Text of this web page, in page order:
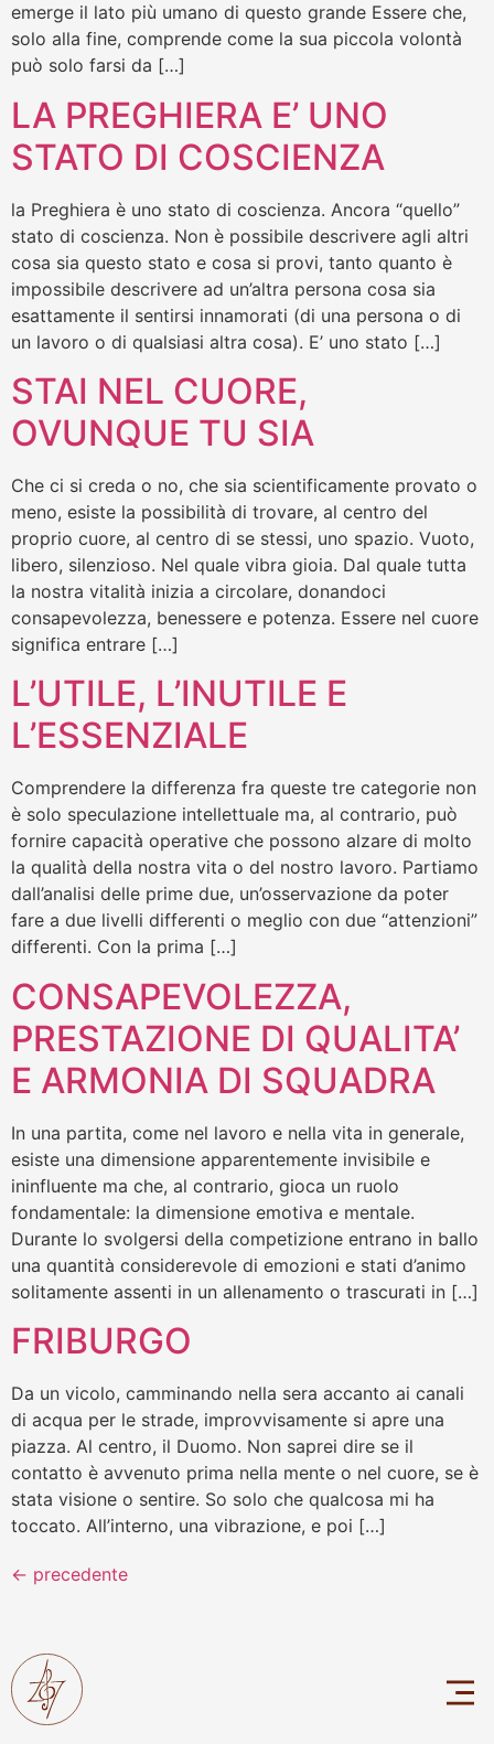
emerge il lato più umano di questo grande Essere che,
solo alla fine, comprende come la sua piccola volontà
può solo farsi da […]
LA PREGHIERA E’ UNO
STATO DI COSCIENZA
la Preghiera è uno stato di coscienza. Ancora “quello”
stato di coscienza. Non è possibile descrivere agli altri
cosa sia questo stato e cosa si provi, tanto quanto è
impossibile descrivere ad un’altra persona cosa sia
esattamente il sentirsi innamorati (di una persona o di
un lavoro o di qualsiasi altra cosa). E’ uno stato […]
STAI NEL CUORE,
OVUNQUE TU SIA
Che ci si creda o no, che sia scientificamente provato o
meno, esiste la possibilità di trovare, al centro del
proprio cuore, al centro di se stessi, uno spazio. Vuoto,
libero, silenzioso. Nel quale vibra gioia. Dal quale tutta
la nostra vitalità inizia a circolare, donandoci
consapevolezza, benessere e potenza. Essere nel cuore
significa entrare […]
L’UTILE, L’INUTILE E
L’ESSENZIALE
Comprendere la differenza fra queste tre categorie non
è solo speculazione intellettuale ma, al contrario, può
fornire capacità operative che possono alzare di molto
la qualità della nostra vita o del nostro lavoro. Partiamo
dall’analisi delle prime due, un’osservazione da poter
fare a due livelli differenti o meglio con due “attenzioni”
differenti. Con la prima […]
CONSAPEVOLEZZA,
PRESTAZIONE DI QUALITA’
E ARMONIA DI SQUADRA
In una partita, come nel lavoro e nella vita in generale,
esiste una dimensione apparentemente invisibile e
ininfluente ma che, al contrario, gioca un ruolo
fondamentale: la dimensione emotiva e mentale.
Durante lo svolgersi della competizione entrano in ballo
una quantità considerevole di emozioni e stati d’animo
solitamente assenti in un allenamento o trascurati in […]
FRIBURGO
Da un vicolo, camminando nella sera accanto ai canali
di acqua per le strade, improvvisamente si apre una
piazza. Al centro, il Duomo. Non saprei dire se il
contatto è avvenuto prima nella mente o nel cuore, se è
stata visione o sentire. So solo che qualcosa mi ha
toccato. All’interno, una vibrazione, e poi […]
← precedente